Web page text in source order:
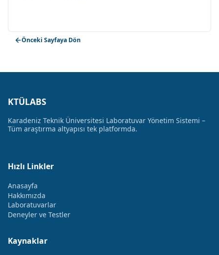
Önceki Sayfaya Dön
KTÜLABS
Karadeniz Teknik Üniversitesi Laboratuvar Yönetim Sistemi –
Tüm araştırma altyapısı tek platformda.
Hızlı Linkler
Anasayfa
Hakkımızda
Laboratuvarlar
Deneyler ve Testler
Kaynaklar